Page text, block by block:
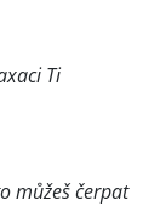
Ti
můžeš čerpat